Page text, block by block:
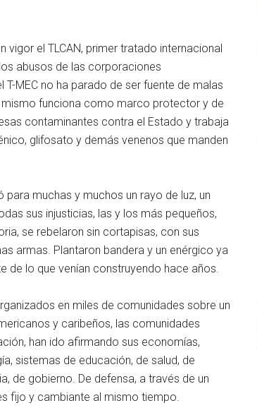
el TLCAN, primer tratado internacional
abusos de las corporaciones
MEC no ha parado de ser fuente de malas
funciona como marco protector y de
contaminantes contra el Estado y trabaja
glifosato y demás venenos que manden
muchas y muchos un rayo de luz, un
sus injusticias, las y los más pequeños,
se rebelaron sin cortapisas, con sus
armas. Plantaron bandera y un enérgico ya
de lo que venían construyendo hace años.
en miles de comunidades sobre un
y caribeños, las comunidades
han ido afirmando sus economías,
sistemas de educación, de salud, de
de gobierno. De defensa, a través de un
fijo y cambiante al mismo tiempo.